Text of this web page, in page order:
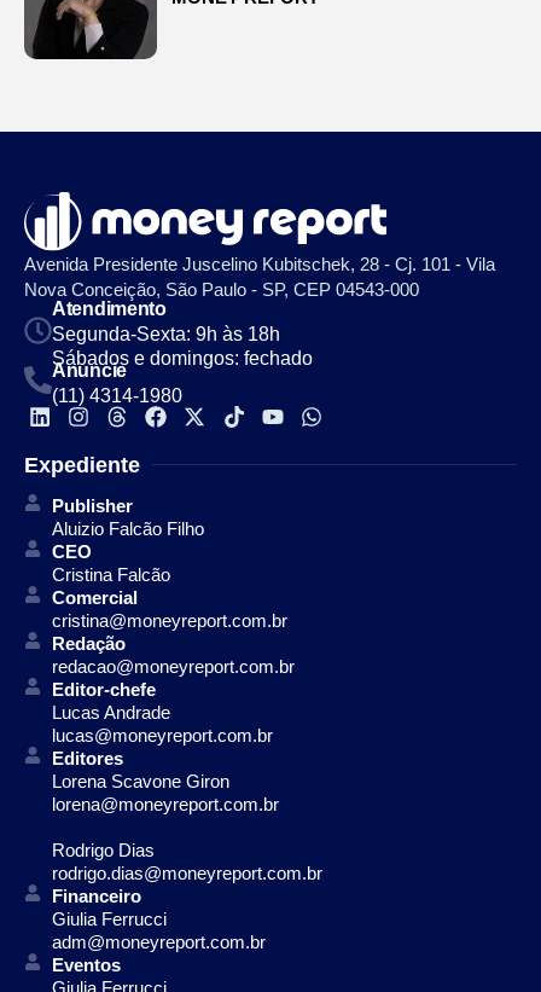
Avenida Presidente Juscelino Kubitschek, 28 - Cj. 101 - Vila
Nova Conceição, São Paulo - SP, CEP 04543-000
Atendimento
Segunda-Sexta: 9h às 18h
Sábados e domingos: fechado
Anuncie
(11) 4314-1980
Expediente
Publisher
Aluizio Falcão Filho
CEO
Cristina Falcão
Comercial
cristina@moneyreport.com.br
Redação
redacao@moneyreport.com.br
Editor-chefe
Lucas Andrade
lucas@moneyreport.com.br
Editores
Lorena Scavone Giron
lorena@moneyreport.com.br
Rodrigo Dias
rodrigo.dias@moneyreport.com.br
Financeiro
Giulia Ferrucci
adm@moneyreport.com.br
Eventos
Giulia Ferrucci